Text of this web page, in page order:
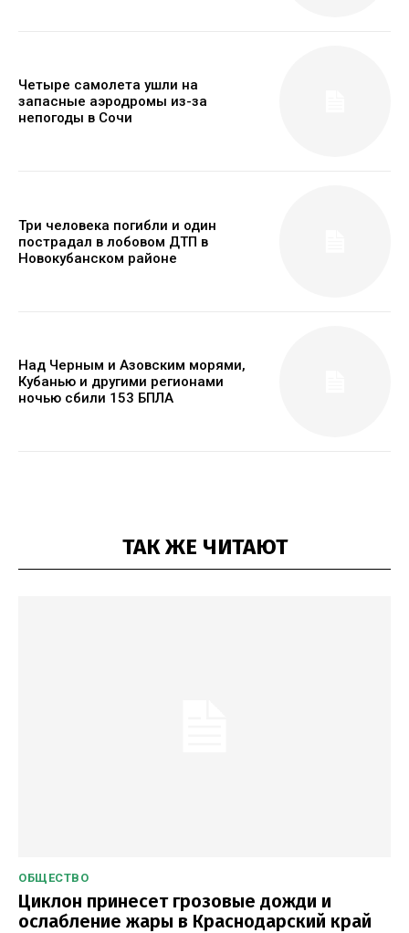
Четыре самолета ушли на
запасные аэродромы из-за
непогоды в Сочи
Три человека погибли и один
пострадал в лобовом ДТП в
Новокубанском районе
Над Черным и Азовским морями,
Кубанью и другими регионами
ночью сбили 153 БПЛА
ТАК ЖЕ ЧИТАЮТ
ОБЩЕСТВО
Циклон принесет грозовые дожди и
ослабление жары в Краснодарский край